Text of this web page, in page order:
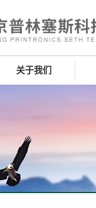
关于我们